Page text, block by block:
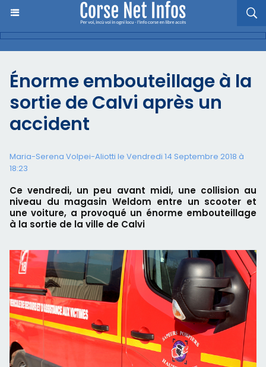
Énorme embouteillage à la
sortie de Calvi après un
accident
Maria-Serena Volpei-Aliotti le Vendredi 14 Septembre 2018 à
18:23
Ce vendredi, un peu avant midi, une collision au
niveau du magasin Weldom entre un scooter et
une voiture, a provoqué un énorme embouteillage
à la sortie de la ville de Calvi